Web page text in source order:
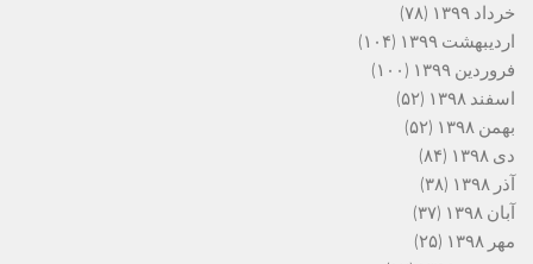
خرداد ۱۳۹۹
(۷۸)
اردیبهشت ۱۳۹۹
(۱۰۴)
فروردین ۱۳۹۹
(۱۰۰)
اسفند ۱۳۹۸
(۵۲)
بهمن ۱۳۹۸
(۵۲)
دی ۱۳۹۸
(۸۴)
آذر ۱۳۹۸
(۳۸)
آبان ۱۳۹۸
(۳۷)
مهر ۱۳۹۸
(۲۵)